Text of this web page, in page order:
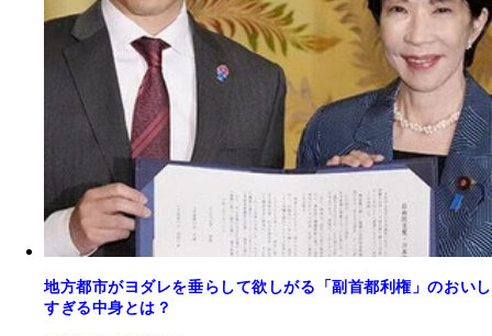
地方都市がヨダレを垂らして欲しがる「副首都利権」のおいし
すぎる中身とは？